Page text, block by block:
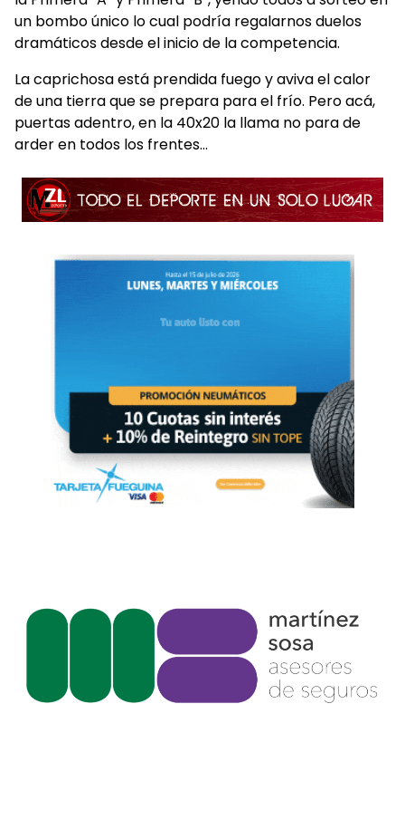
un bombo único lo cual podría regalarnos duelos
dramáticos desde el inicio de la competencia.
La caprichosa está prendida fuego y aviva el calor
de una tierra que se prepara para el frío. Pero acá,
puertas adentro, en la 40x20 la llama no para de
arder en todos los frentes…